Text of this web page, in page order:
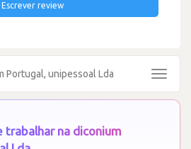
Escrever review
Portugal, unipessoal Lda
Toggle
trabalhar na diconium